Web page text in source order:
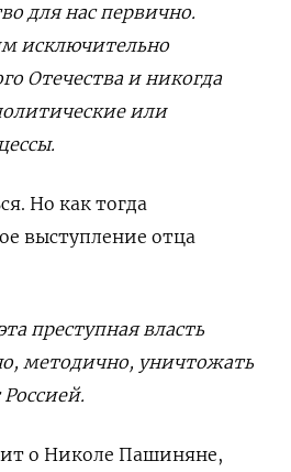
для нас первично.
исключительно
Отечества и никогда
или
Но как тогда
выступление отца
преступная власть
методично, уничтожать
о Николе Пашиняне,